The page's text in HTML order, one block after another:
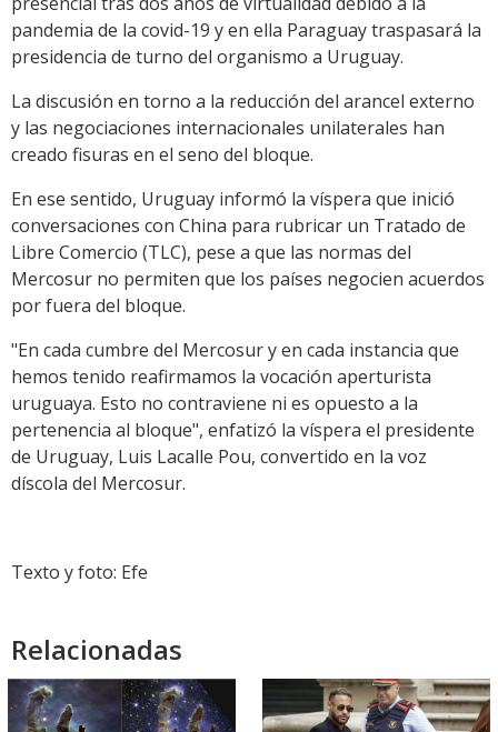
pandemia de la covid-19 y en ella Paraguay traspasará la
presidencia de turno del organismo a Uruguay.
La discusión en torno a la reducción del arancel externo
y las negociaciones internacionales unilaterales han
creado fisuras en el seno del bloque.
En ese sentido, Uruguay informó la víspera que inició
conversaciones con China para rubricar un Tratado de
Libre Comercio (TLC), pese a que las normas del
Mercosur no permiten que los países negocien acuerdos
por fuera del bloque.
"En cada cumbre del Mercosur y en cada instancia que
hemos tenido reafirmamos la vocación aperturista
uruguaya. Esto no contraviene ni es opuesto a la
pertenencia al bloque", enfatizó la víspera el presidente
de Uruguay, Luis Lacalle Pou, convertido en la voz
díscola del Mercosur.
Texto y foto: Efe
Relacionadas